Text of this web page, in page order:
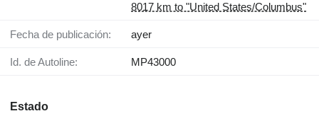
8017 km to "United States/Columbus"
Fecha de publicación: ayer
Id. de Autoline: MP43000
Estado